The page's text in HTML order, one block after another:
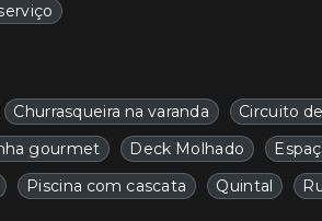
Churrasqueira na varanda Circuito
gourmet Deck Molhado
Piscina com cascata Quintal